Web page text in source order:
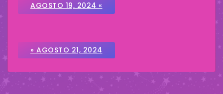
AGOSTO 19, 2024 «
» AGOSTO 21, 2024